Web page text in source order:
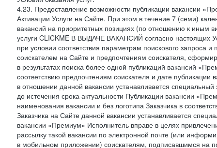
4.23. Предоставление возможности публикации вакансии
Активации Услуги на Сайте. При этом в течение 7 (семи)
вакансий на приоритетных позициях (по отношению к иным
услуги CLICKME В ВЫДАЧЕ ВАКАНСИЙ согласно настоящих
при условии соответствия параметрам поискового
соискателем на Сайте и предпочтениям соискателя,
в результатах поиска более одной публикаций вакансий
соответствию предпочтениям соискателя и дате
в отношении данной вакансии устанавливается
до истечения срока актуальности Публикации вакансии
наименования вакансии и без логотипа Заказчика в
Заказчика на Сайте данной вакансии устанавливается
вакансии «Премиум» Исполнитель вправе в целях
рассылку такой вакансии по электронной почте (или
в мобильном приложении) соискателям, подписавшимся на